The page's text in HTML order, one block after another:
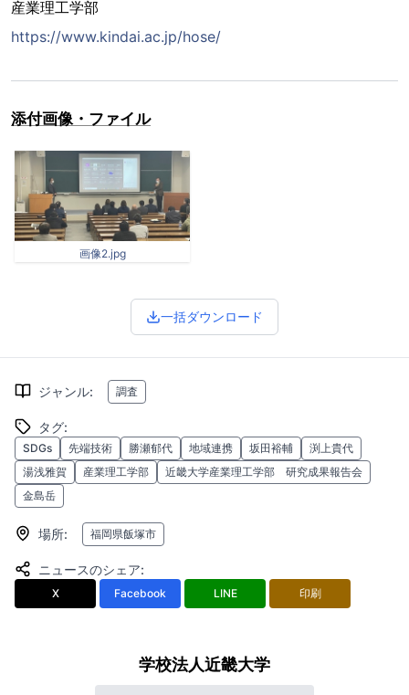
産業理工学部
https://www.kindai.ac.jp/hose/
添付画像・ファイル
画像2.jpg
一括ダウンロード
ジャンル: 調査
タグ:
SDGs 先端技術 勝瀬郁代 地域連携 坂田裕輔
渕上貴代
湯浅雅賀
産業理工学部
近畿大学産業理工学部 研究成果報告会
金島岳
場所: 福岡県飯塚市
ニュースのシェア:
X Facebook LINE 印刷
学校法人近畿大学